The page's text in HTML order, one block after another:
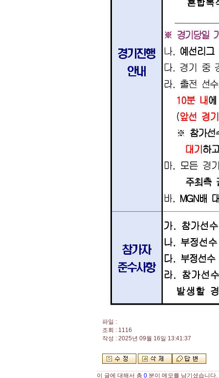
파일 :
조회 : 1116
작성 : 2025년 09월 16일 13:41:37
이 글에 대해서 총 0 분이 메모를 남기셨습니다.